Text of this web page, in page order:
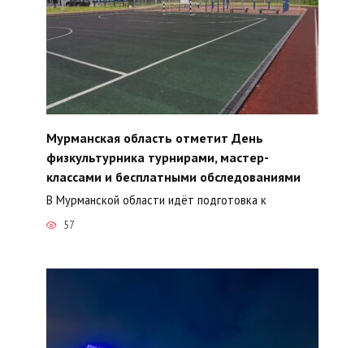
Мурманская область отметит День
физкультурника турнирами, мастер-
классами и бесплатными обследованиями
В Мурманской области идёт подготовка к
57